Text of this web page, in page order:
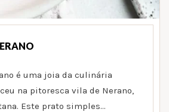
é uma joia da culinária
na pitoresca vila de Nerano,
Este prato simples…